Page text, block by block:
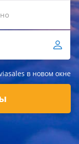
в новом окне